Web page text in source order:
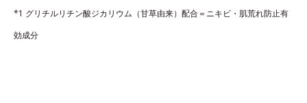
*1 グリチルリチン酸ジカリウム（甘草由来）配合＝ニキビ・肌荒れ防止有
効成分